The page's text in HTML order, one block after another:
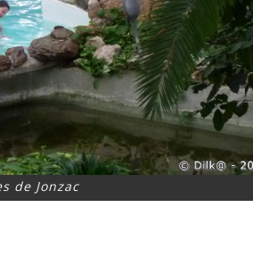
de Jonzac